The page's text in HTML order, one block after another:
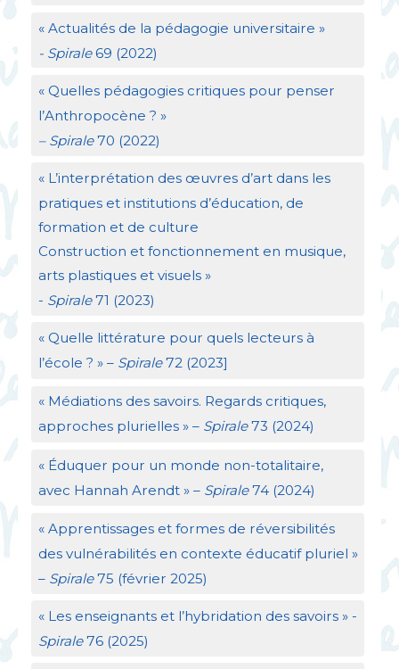
« Actualités de la pédagogie universitaire »
- Spirale69 (2022)
« Quelles pédagogies critiques pour penser
l’Anthropocène ? »
– Spirale70 (2022)
« L’interprétation des œuvres d’art dans les
pratiques et institutions d’éducation, de
formation et de culture
Construction et fonctionnement en musique,
arts plastiques et visuels »
- Spirale71 (2023)
« Quelle littérature pour quels lecteurs à
l’école ? » – Spirale72 (2023]
« Médiations des savoirs. Regards critiques,
approches plurielles » – Spirale73 (2024)
« Éduquer pour un monde non-totalitaire,
avec Hannah Arendt » – Spirale74 (2024)
« Apprentissages et formes de réversibilités
des vulnérabilités en contexte éducatif pluriel »
– Spirale75 (février 2025)
« Les enseignants et l’hybridation des savoirs » -
Spirale76 (2025)